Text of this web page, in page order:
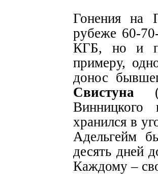
Гонения на
рубеже 60-
КГБ, но и
примеру,
донос
Свистуна
Винницкого
хранился в
Адельгейм
десять дней
Каждому –